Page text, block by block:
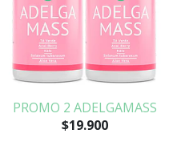
PROMO 2 ADELGAMASS
$19.900